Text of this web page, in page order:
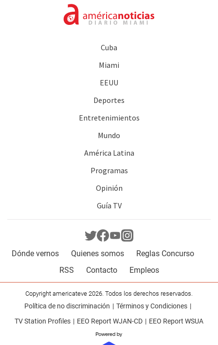
Cuba
Miami
EEUU
Deportes
Entretenimientos
Mundo
América Latina
Programas
Opinión
Guía TV
Dónde vernos Quienes somos
Reglas Concurso
RSS
Contacto Empleos
Copyright americateve 2026. Todos los derechos reservados.
Política de no discriminación
Términos y Condiciones
TV Station Profiles
EEO Report WJAN-CD EEO Report WSUA